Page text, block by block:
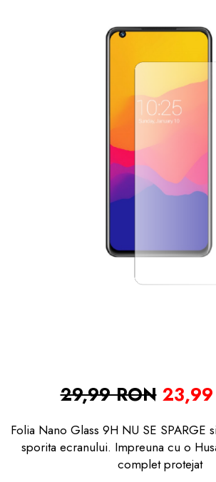
29,99 RON 23,99
Folia Nano Glass 9H NU SE SPARGE
sporita ecranului. Impreuna cu o
complet protejat